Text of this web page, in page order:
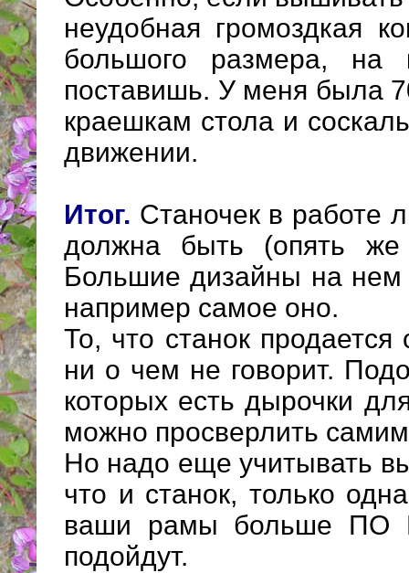
неудобная громоздкая
большого размера,
поставишь. У меня была
краешкам стола и
движении.
Итог. Станочек в работе
должна быть (опять
Большие дизайны на
например самое оно.
То, что станок
ни о чем не говорит.
которых есть дырочки
можно просверлить
Но надо еще учитывать
что и станок, только
ваши рамы больше ПО
подойдут.